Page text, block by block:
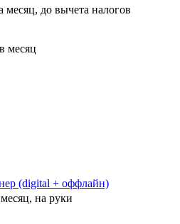
месяц, до вычета налогов
месяц
(digital + оффлайн)
на руки